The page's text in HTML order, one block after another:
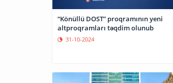
“Könüllü DOST” proqramının yeni
altproqramları təqdim olunub
31-10-2024